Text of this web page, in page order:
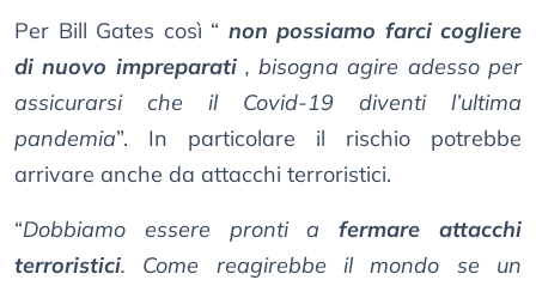
Per Bill Gates così “ non possiamo farci cogliere
di nuovo impreparati, bisogna agire adesso per
assicurarsi che il Covid-19 diventi l’ultima
pandemia”. In particolare il rischio potrebbe
arrivare anche da attacchi terroristici.
“Dobbiamo essere pronti afermare attacchi
terroristici. Come reagirebbe il mondo se un